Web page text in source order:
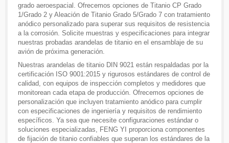
grado aeroespacial. Ofrecemos opciones de Titanio CP Grado
1/Grado 2 y Aleación de Titanio Grado 5/Grado 7 con tratamiento
anódico personalizado para superar sus requisitos de resistencia
a la corrosión. Solicite muestras y especificaciones para integrar
nuestras probadas arandelas de titanio en el ensamblaje de su
avión de próxima generación.
Nuestras arandelas de titanio DIN 9021 están respaldadas por la
certificación ISO 9001:2015 y rigurosos estándares de control de
calidad, con equipos de inspección completos y medidores que
monitorean cada etapa de producción. Ofrecemos opciones de
personalización que incluyen tratamiento anódico para cumplir
con especificaciones de ingeniería y requisitos de rendimiento
específicos. Ya sea que necesite configuraciones estándar o
soluciones especializadas, FENG YI proporciona componentes
de fijación de titanio confiables que superan los estándares de la